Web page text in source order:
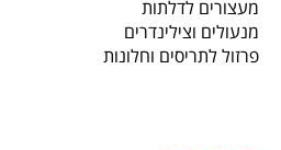
מעצורים לדלתות
מנעולים וצילינדרים
פרזול לתריסים וחלונות